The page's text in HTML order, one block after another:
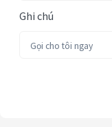
Ghi chú